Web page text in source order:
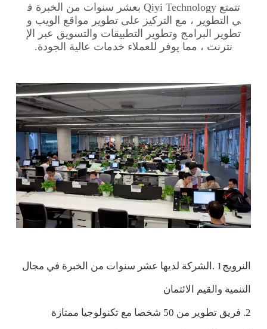
تتمتع Qiyi Technology بعشر سنوات من الخبرة ف
ي التطوير ، مع التركيز على تطوير مواقع الويب و
تطوير البرامج وتطوير التطبيقات والتسويق عبر الإ
نترنت ، مما يوفر للعملاء خدمات عالية الجودة.
النرويج‎ 1.الشركة لديها عشر سنوات من الخبرة في مجال
التنمية والقيم الائتمان
2. فريق تطوير من 50 شخصا مع تكنولوجيا ممتازة